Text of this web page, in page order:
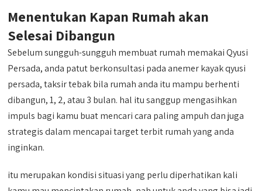
Menentukan Kapan Rumah akan
Selesai Dibangun
Sebelum sungguh-sungguh membuat rumah memakai Qyusi
Persada, anda patut berkonsultasi pada anemer kayak qyusi
persada, taksir tebak bila rumah anda itu mampu berhenti
dibangun, 1, 2, atau 3 bulan. hal itu sanggup mengasihkan
impuls bagi kamu buat mencari cara paling ampuh dan juga
strategis dalam mencapai target terbit rumah yang anda
inginkan.
itu merupakan kondisi situasi yang perlu diperhatikan kali